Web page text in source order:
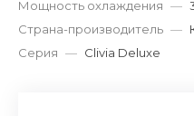
Мощность охлаждения —
Страна-производитель —
Серия — Clivia Deluxe